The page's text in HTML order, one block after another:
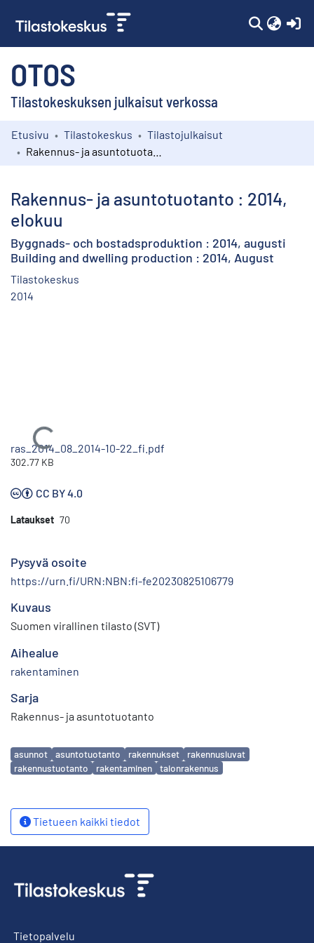
OTOS
Tilastokeskuksen julkaisut verkossa
Kokoelmat
Etusivu Tilastokeskus
Tilastojulkaisut
Rakennus- ja asuntotuotanto : 2014,
elokuu
Byggnads- och bostadsproduktion : 2014, augusti
Building and dwelling production : 2014, August
Tilastokeskus
2014
Ladataan...
ras_2014_08_2014-10-22_fi.pdf
302.77 KB
CC BY 4.0
Lataukset 70
Pysyvä osoite
https://urn.fi/URN:NBN:fi-fe20230825106779
Kuvaus
Suomen virallinen tilasto (SVT)
Aihealue
rakentaminen
Sarja
Rakennus- ja asuntotuotanto
Avainsanat
asunnot asuntotuotanto rakennukset
rakennusluvat
rakennustuotanto
rakentaminen talonrakennus
Tietueen kaikki tiedot
Tietopalvelu